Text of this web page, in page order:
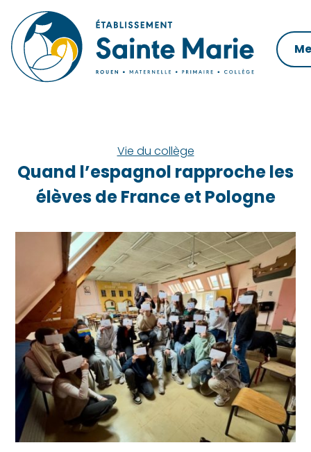
content
Vie du collège
Quand l’espagnol rapproche les
élèves de France et Pologne